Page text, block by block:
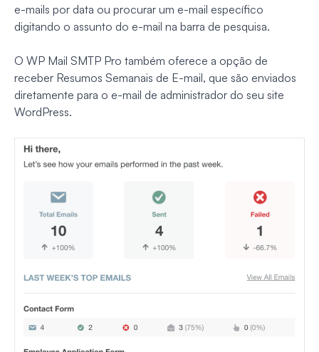
e-mails por data ou procurar um e-mail específico
digitando o assunto do e-mail na barra de pesquisa.
O WP Mail SMTP Pro também oferece a opção de
receber Resumos Semanais de E-mail, que são enviados
diretamente para o e-mail de administrador do seu site
WordPress.